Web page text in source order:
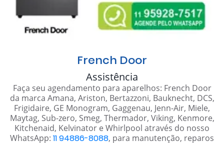
French Door
Assistência
Faça seu agendamento para aparelhos: French Door
da marca Amana, Ariston, Bertazzoni, Bauknecht, DCS,
Frigidaire, GE Monogram, Gaggenau, Jenn-Air, Miele,
Maytag, Sub-zero, Smeg, Thermador, Viking, Kenmore,
Kitchenaid, Kelvinator e Whirlpool através do nosso
WhatsApp: 11 94886-8088, para manutenção, reparos